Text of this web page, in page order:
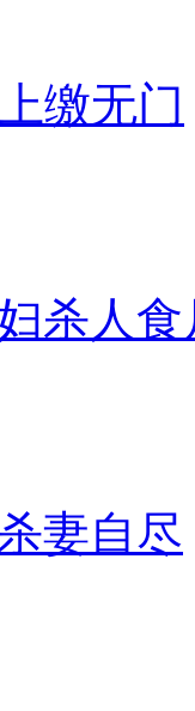
缴无门
杀人食
妻自尽